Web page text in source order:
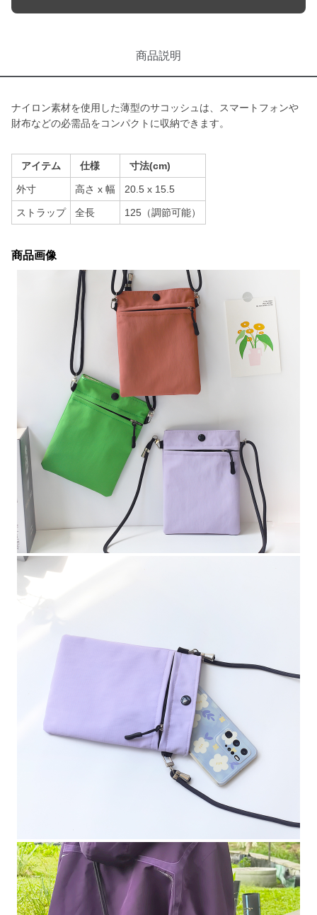
商品説明
ナイロン素材を使用した薄型のサコッシュは、スマートフォンや
財布などの必需品をコンパクトに収納できます。
アイテム 仕様 寸法(cm)
外寸 高さ x 幅 20.5 x 15.5
ストラップ 全長 125（調節可能）
商品画像